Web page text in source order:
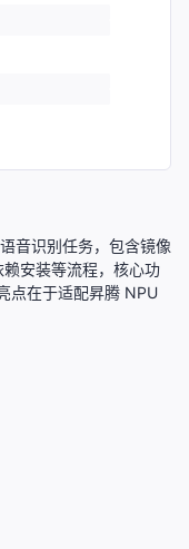
音识别任务，包含镜像
安装等流程，核心功
点在于适配昇腾 NPU